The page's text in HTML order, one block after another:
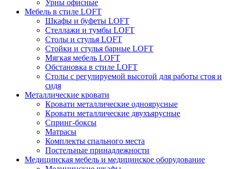
Урны офисные
Мебель в стиле LOFT
Шкафы и буфеты LOFT
Стеллажи и тумбы LOFT
Столы и стулья LOFT
Стойки и стулья барные LOFT
Мягкая мебель LOFT
Обстановка в стиле LOFT
Столы с регулируемой высотой для работы стоя и
сидя
Металлические кровати
Кровати металлические одноярусные
Кровати металлические двухъярусные
Спринг-боксы
Матрасы
Комплекты спального места
Постельные принадлежности
Медицинская мебель и медицинское оборудование